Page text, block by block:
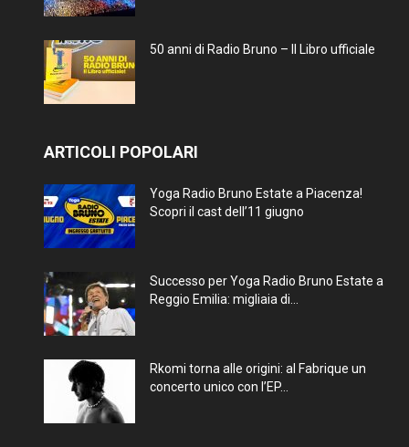
50 anni di Radio Bruno – Il Libro ufficiale
ARTICOLI POPOLARI
Yoga Radio Bruno Estate a Piacenza!
Scopri il cast dell’11 giugno
Successo per Yoga Radio Bruno Estate a
Reggio Emilia: migliaia di...
Rkomi torna alle origini: al Fabrique un
concerto unico con l’EP...